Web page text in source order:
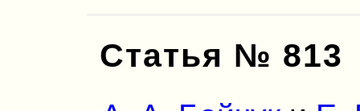
Статья № 813